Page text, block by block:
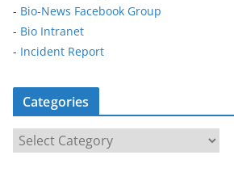
- Bio-News Facebook Group
- Bio Intranet
- Incident Report
Categories
a